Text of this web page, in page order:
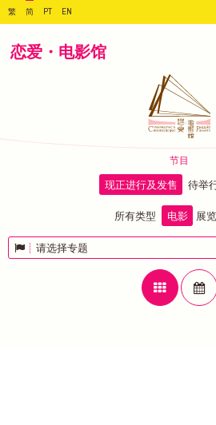
繁 简 PT EN
恋爱・电影馆
节目
现正进行及发售 待举
所有类型 电影 展览
请选择专题